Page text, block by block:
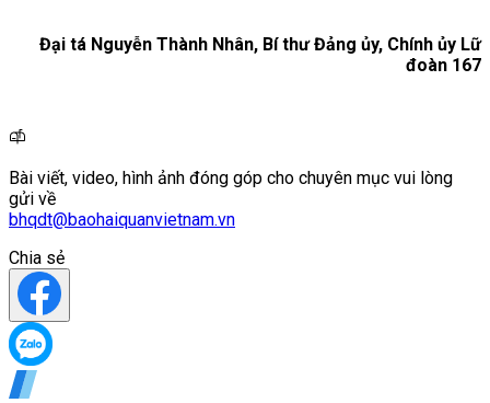
Đại tá Nguyễn Thành Nhân, Bí thư Đảng ủy, Chính ủy Lữ
đoàn 167
Bài viết, video, hình ảnh đóng góp cho chuyên mục vui lòng
gửi về
bhqdt@baohaiquanvietnam.vn
Chia sẻ